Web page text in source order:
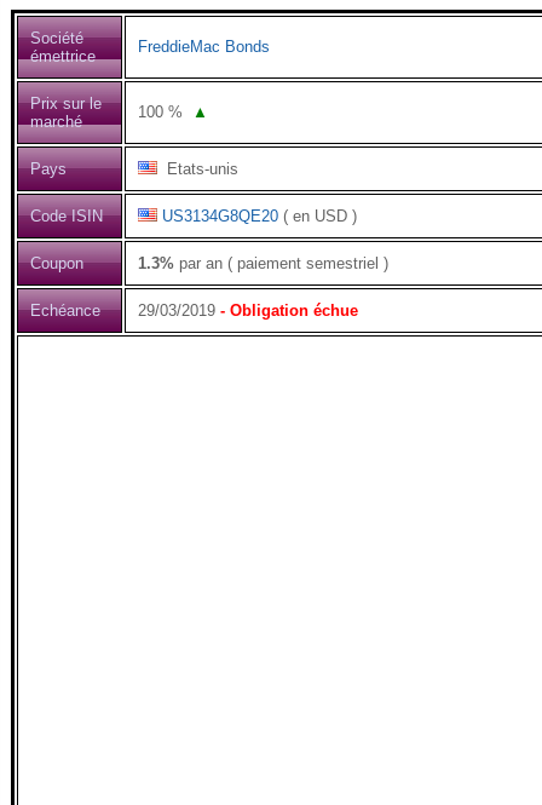
Société
émettrice
FreddieMac Bonds
Prix sur le
marché
100 % ▲
Pays Etats-unis
Code ISIN US3134G8QE20 ( en USD )
Coupon 1.3% par an ( paiement semestriel )
Echéance 29/03/2019 - Obligation échue